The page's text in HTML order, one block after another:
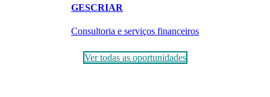
GESCRIAR
Consultoria e serviços financeiros
Ver todas as oportunidades